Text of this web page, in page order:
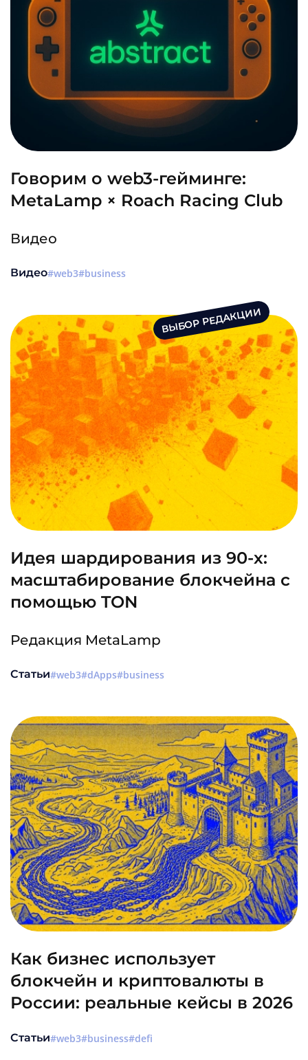
Говорим о web3-гейминге:
MetaLamp × Roach Racing Club
Видео
Видео web3 business
ВЫБОР РЕДАКЦИИ
Идея шардирования из 90-х:
масштабирование блокчейна с
помощью TON
Редакция MetaLamp
Статьи web3 dApps business
Как бизнес использует
блокчейн и криптовалюты в
России: реальные кейсы в 2026
Статьи web3 business defi